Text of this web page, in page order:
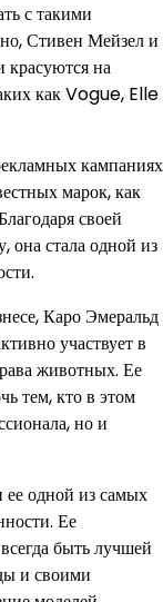
с такими
Стивен Мейзел и
на
как Vogue, Elle
кампаниях
марок, как
своей
она стала одной из
Каро Эмеральд
участвует в
животных. Ее
тем, кто в этом
но и
ее одной из самых
Ее
быть лучшей
и своими